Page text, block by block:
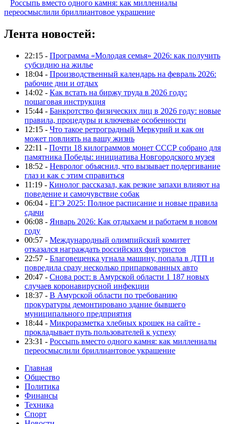
Россыпь вместо одного камня: как миллениалы
переосмыслили бриллиантовое украшение
Лента новостей:
22:15 - Программа «Молодая семья» 2026: как получить
субсидию на жилье
18:04 - Производственный календарь на февраль 2026:
рабочие дни и отдых
14:02 - Как встать на биржу труда в 2026 году:
пошаговая инструкция
15:44 - Банкротство физических лиц в 2026 году: новые
правила, процедуры и ключевые особенности
12:15 - Что такое ретроградный Меркурий и как он
может повлиять на вашу жизнь
22:11 - Почти 18 килограммов монет СССР собрано для
памятника Победы: инициатива Новгородского музея
18:52 - Невролог объяснил, что вызывает подергивание
глаз и как с этим справиться
11:19 - Кинолог рассказал, как резкие запахи влияют на
поведение и самочувствие собак
06:04 - ЕГЭ 2025: Полное расписание и новые правила
сдачи
06:08 - Январь 2026: Как отдыхаем и работаем в новом
году
00:57 - Международный олимпийский комитет
отказался награждать российских фигуристов
22:57 - Благовещенка угнала машину, попала в ДТП и
повредила сразу несколько припаркованных авто
20:47 - Снова рост: в Амурской области 1 187 новых
случаев коронавирусной инфекции
18:37 - В Амурской области по требованию
прокуратуры демонтировано здание бывшего
муниципального предприятия
18:44 - Микроразметка хлебных крошек на сайте -
прокладывает путь пользователей к успеху
23:31 - Россыпь вместо одного камня: как миллениалы
переосмыслили бриллиантовое украшение
Главная
Общество
Политика
Финансы
Техника
Спорт